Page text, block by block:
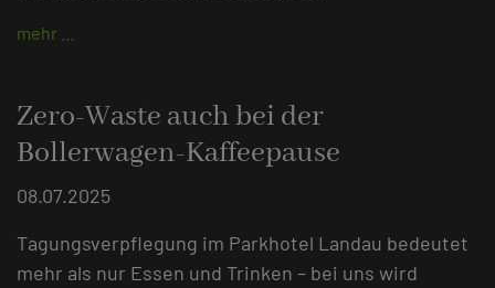
mehr …
Zero-Waste auch bei der
Bollerwagen-Kaffeepause
08.07.2025
Tagungsverpflegung im Parkhotel Landau bedeutet
mehr als nur Essen und Trinken – bei uns wird